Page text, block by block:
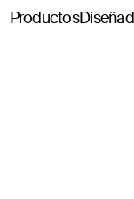
Productos